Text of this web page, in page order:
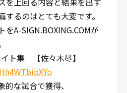
るのはとても大変です。
をA-SIGN.BOXING.COMが
ト集 【佐々木尽】
な試合で獲得、